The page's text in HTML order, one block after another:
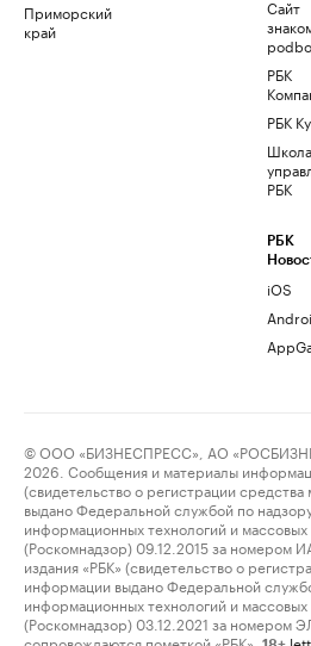
Приморский
край
Сайт
РБК
РБК
Школа
РБК
РБК
iOS
© ООО «БИЗНЕСПРЕСС», АО
2026. Сообщения и материалы
(свидетельство о регистрации
выдано Федеральной службой по
информационных технологий и
(Роскомнадзор) 09.12.2015 за номером
издания «РБК» (свидетельство о
информации выдано Федеральной
информационных технологий и
(Роскомнадзор) 03.12.2021 за номером